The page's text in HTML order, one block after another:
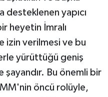
desteklenen yapıcı
heyetin İmralı
izin verilmesi ve bu
yürüttüğü geniş
şayandır. Bu önemli bir
öncü rolüyle,